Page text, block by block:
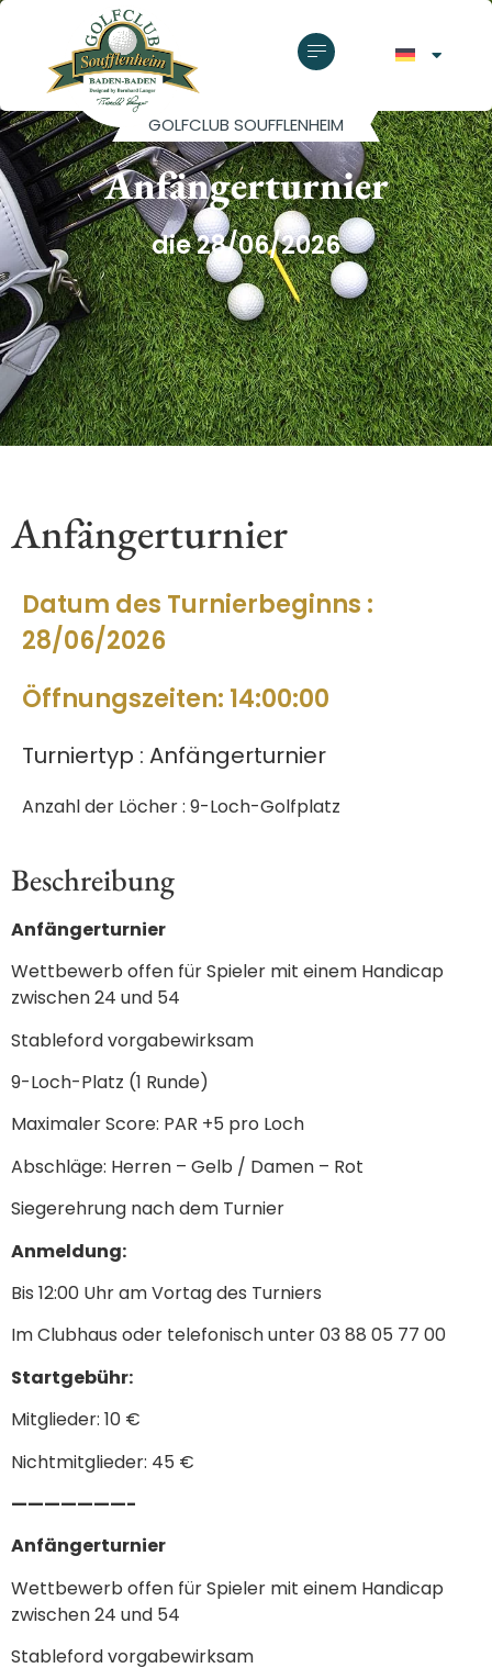
GOLFCLUB SOUFFLENHEIM
Anfängerturnier
die 28/06/2026
Anfängerturnier
Datum des Turnierbeginns :
28/06/2026
Öffnungszeiten: 14:00:00
Turniertyp : Anfängerturnier
Anzahl der Löcher : 9-Loch-Golfplatz
Beschreibung
Anfängerturnier
Wettbewerb offen für Spieler mit einem Handicap
zwischen 24 und 54
Stableford vorgabewirksam
9-Loch-Platz (1 Runde)
Maximaler Score: PAR +5 pro Loch
Abschläge: Herren – Gelb / Damen – Rot
Siegerehrung nach dem Turnier
Anmeldung:
Bis 12:00 Uhr am Vortag des Turniers
Im Clubhaus oder telefonisch unter 03 88 05 77 00
Startgebühr:
Mitglieder: 10 €
Nichtmitglieder: 45 €
———————-
Anfängerturnier
Wettbewerb offen für Spieler mit einem Handicap
zwischen 24 und 54
Stableford vorgabewirksam